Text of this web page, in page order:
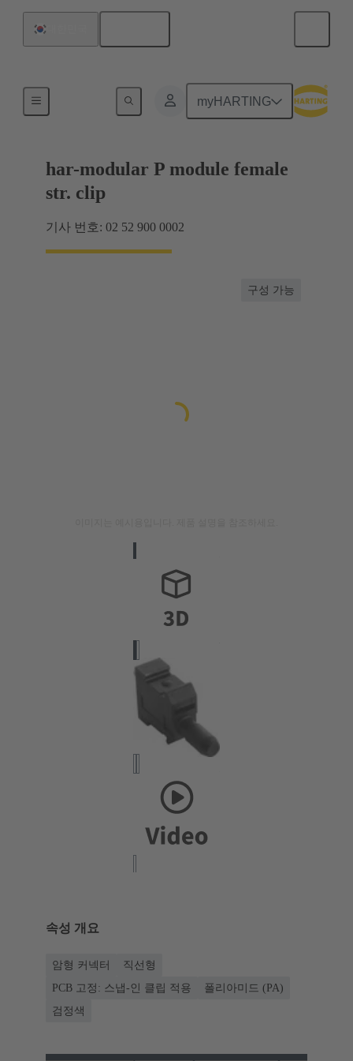
myHARTING
마더보드와 도터보드 연결
har-modular P module female
str. clip
기사 번호: 02 52 900 0002
구성 가능
속성 개요
암형 커넥터
직선형
PCB 고정: 스냅-인 클립 적용
폴리아미드 (PA)
검정색